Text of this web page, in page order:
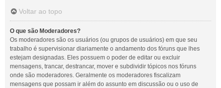
Voltar ao topo
O que são Moderadores?
Os moderadores são os usuários (ou grupos de usuários) em que seu
trabalho é supervisionar diariamente o andamento dos fóruns que lhes
estejam designadas. Eles possuem o poder de editar ou excluir
mensagens, trancar, destrancar, mover e subdividir tópicos nos fóruns
onde são moderadores. Geralmente os moderadores fiscalizam
mensagens que possam ir além do assunto em discussão ou o uso de